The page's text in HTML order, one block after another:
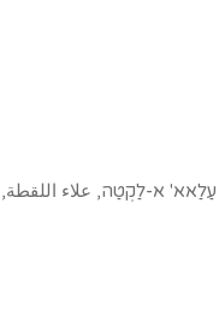
א-לַקְטַה, علاء